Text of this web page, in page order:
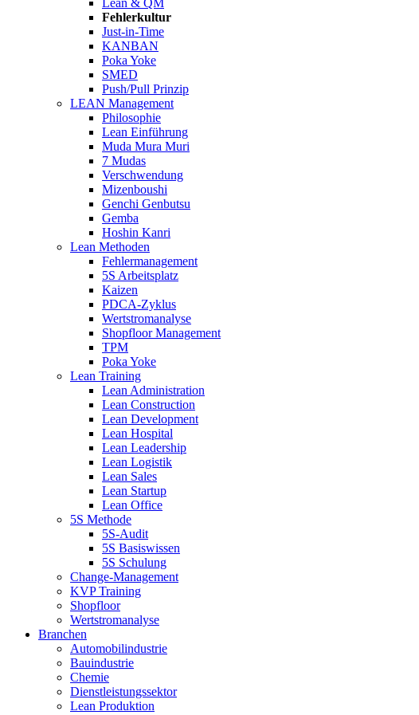
Lean & QM
Fehlerkultur
Just-in-Time
KANBAN
Poka Yoke
SMED
Push/Pull Prinzip
LEAN Management
Philosophie
Lean Einführung
Muda Mura Muri
7 Mudas
Verschwendung
Mizenboushi
Genchi Genbutsu
Gemba
Hoshin Kanri
Lean Methoden
Fehlermanagement
5S Arbeitsplatz
Kaizen
PDCA-Zyklus
Wertstromanalyse
Shopfloor Management
TPM
Poka Yoke
Lean Training
Lean Administration
Lean Construction
Lean Development
Lean Hospital
Lean Leadership
Lean Logistik
Lean Sales
Lean Startup
Lean Office
5S Methode
5S-Audit
5S Basiswissen
5S Schulung
Change-Management
KVP Training
Shopfloor
Wertstromanalyse
Branchen
Automobilindustrie
Bauindustrie
Chemie
Dienstleistungssektor
Lean Produktion